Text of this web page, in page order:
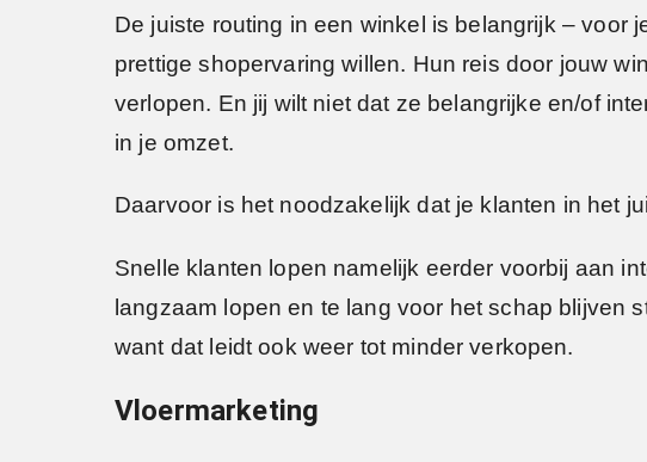
De juiste routing in een winkel is belangrijk – voor
prettige shopervaring willen. Hun reis door jouw
verlopen. En jij wilt niet dat ze belangrijke en/of
in je omzet.
Daarvoor is het noodzakelijk dat je klanten in het
Snelle klanten lopen namelijk eerder voorbij aan
langzaam lopen en te lang voor het schap blijven
want dat leidt ook weer tot minder verkopen.
Vloermarketing